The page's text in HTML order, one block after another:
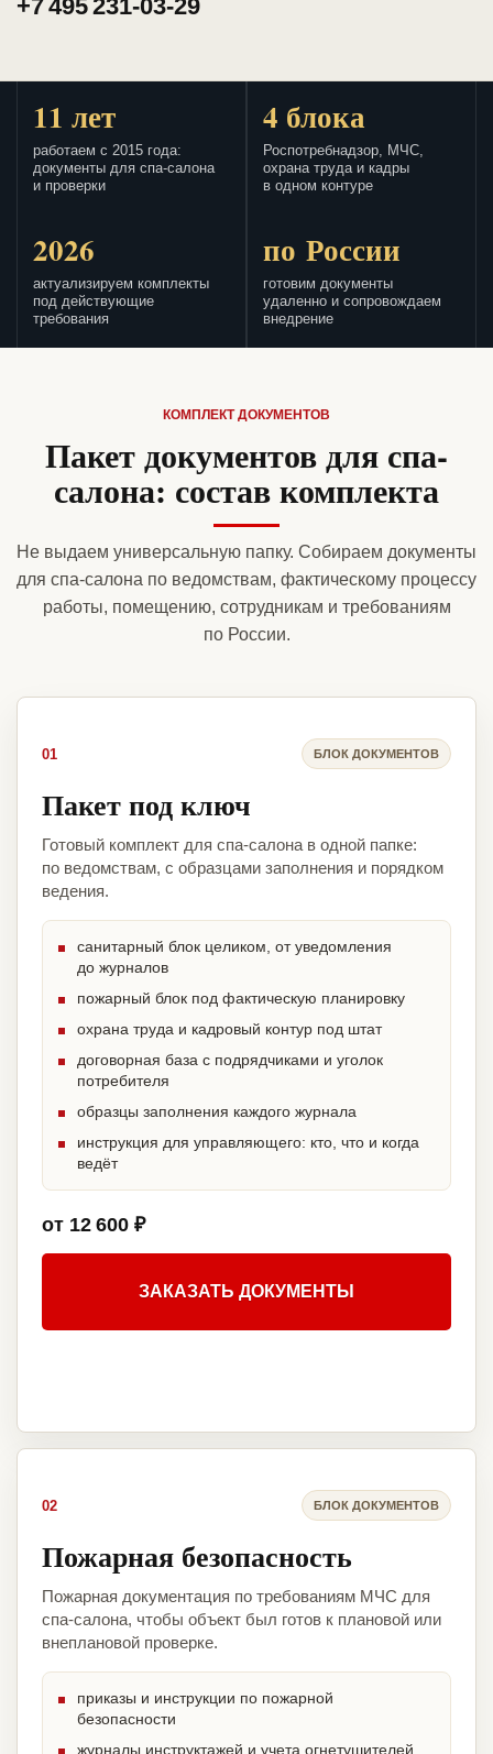
+7 495 231-03-29
11 лет
работаем с 2015 года:
документы для спа-салона
и проверки
4 блока
Роспотребнадзор, МЧС,
охрана труда и кадры
в одном контуре
2026
актуализируем комплекты
под действующие
требования
по России
готовим документы
удаленно и сопровождаем
внедрение
КОМПЛЕКТ ДОКУМЕНТОВ
Пакет документов для спа-
салона: состав комплекта
Не выдаем универсальную папку. Собираем документы
для спа-салона по ведомствам, фактическому процессу
работы, помещению, сотрудникам и требованиям
по России.
01 БЛОК ДОКУМЕНТОВ
Пакет под ключ
Готовый комплект для спа-салона в одной папке:
по ведомствам, с образцами заполнения и порядком
ведения.
санитарный блок целиком, от уведомления
до журналов
пожарный блок под фактическую планировку
охрана труда и кадровый контур под штат
договорная база с подрядчиками и уголок
потребителя
образцы заполнения каждого журнала
инструкция для управляющего: кто, что и когда
ведёт
от 12 600 ₽
ЗАКАЗАТЬ ДОКУМЕНТЫ
02 БЛОК ДОКУМЕНТОВ
Пожарная безопасность
Пожарная документация по требованиям МЧС для
спа-салона, чтобы объект был готов к плановой или
внеплановой проверке.
приказы и инструкции по пожарной
безопасности
журналы инструктажей и учета огнетушителей